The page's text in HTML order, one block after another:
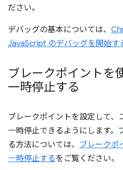
ださい。
デバッグの基本については、
JavaScript のデバッグを開始す
ブレークポイントを
一時停止する
ブレークポイントを設定して、
一時停止できるようにします。
る方法については、 ブレークポ
一時停止するをご覧ください。